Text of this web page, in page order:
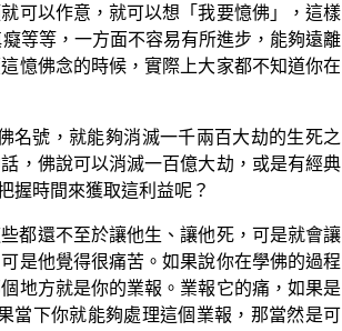
可以作意，就可以想「我要憶佛」，這樣
等等，一方面不容易有所進步，能夠遠離
憶佛念的時候，實際上大家都不知道你在
名號，就能夠消滅一千兩百大劫的生死之
，佛說可以消滅一百億大劫，或是有經典
握時間來獲取這利益呢？
都還不至於讓他生、讓他死，可是就會讓
是他覺得很痛苦。如果說你在學佛的過程
地方就是你的業報。業報它的痛，如果是
當下你就能夠處理這個業報，那當然是可